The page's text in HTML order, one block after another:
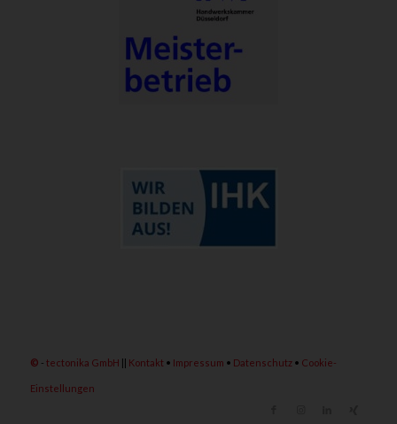
© - tectonika GmbH Kontakt • Impressum • Datenschutz• Cookie-
Einstellungen